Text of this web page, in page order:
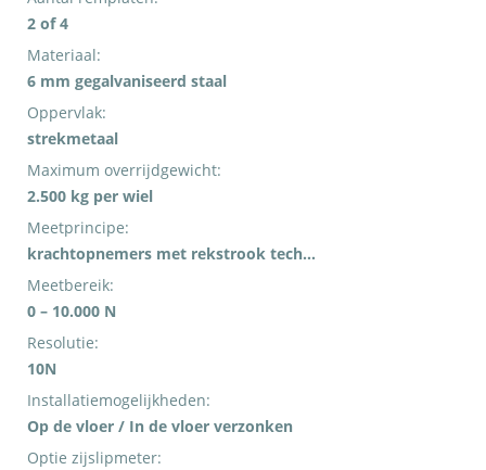
2 of 4
Materiaal:
6 mm gegalvaniseerd staal
Oppervlak:
strekmetaal
Maximum overrijdgewicht:
2.500 kg per wiel
Meetprincipe:
krachtopnemers met rekstrook techniek
Meetbereik:
0 – 10.000 N
Resolutie:
10N
Installatiemogelijkheden:
Op de vloer / In de vloer verzonken
Optie zijslipmeter: